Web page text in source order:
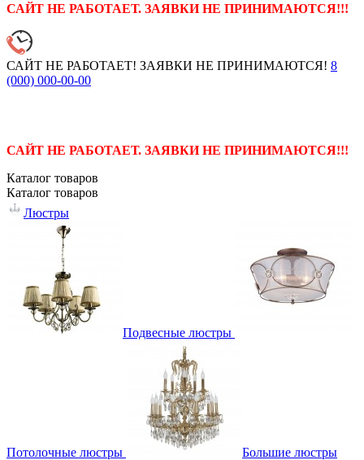
САЙТ НЕ РАБОТАЕТ. ЗАЯВКИ НЕ ПРИНИМАЮТСЯ!!!
САЙТ НЕ РАБОТАЕТ! ЗАЯВКИ НЕ ПРИНИМАЮТСЯ! 8
(000) 000-00-00
САЙТ НЕ РАБОТАЕТ. ЗАЯВКИ НЕ ПРИНИМАЮТСЯ!!!
Каталог товаров
Каталог товаров
Люстры
Подвесные люстры
Потолочные люстры Большие люстры